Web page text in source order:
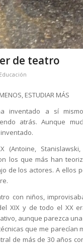
de teatro
ESTUDIAR MÁS
inventado a sí
atrás. Aunque
Stanislawski,
los que más han
de los actores. A ellos
con niños,
XIX y de todo el XX
aunque parezca
que me parecían
de más de 30 años